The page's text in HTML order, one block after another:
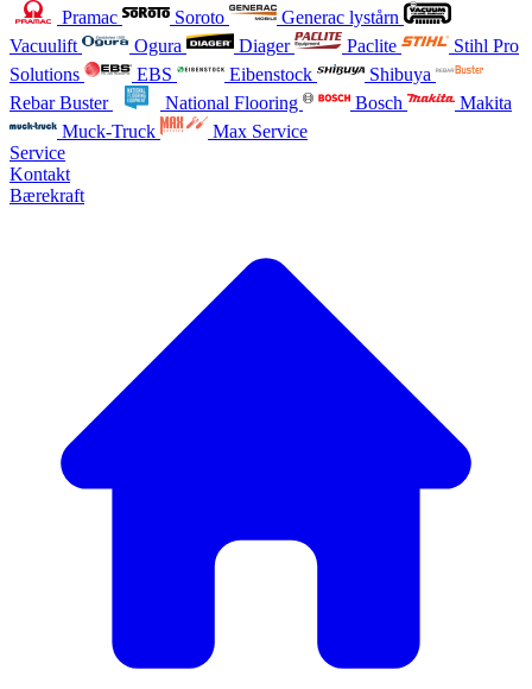
Pramac
Soroto
Generac lystårn
Vacuulift
Ogura Diager Paclite
Stihl Pro
Solutions
EBS Eibenstock
Shibuya
Rebar Buster
National Flooring Bosch
Makita
Muck-Truck
Max Service
Service
Kontakt
Bærekraft